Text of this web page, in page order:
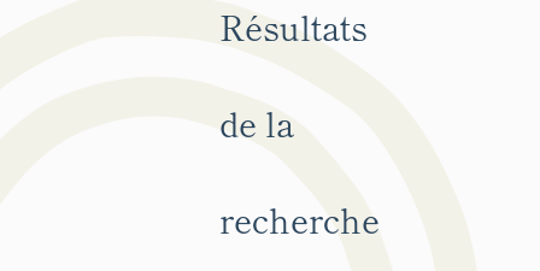
Résultats
de la
recherche